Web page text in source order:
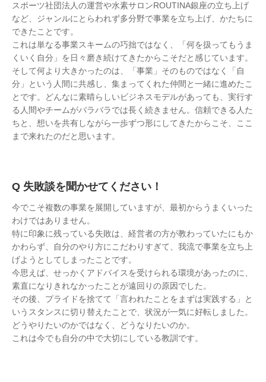
スポーツ社団法人の運営や水素サロンROUTINA銀座の立ち上げ
など、ジャンルにとらわれず多分野で事業を立ち上げ、かたちに
できたことです。
これは単なる事業スキームの巧拙ではなく、「何を扱ってもうま
くいく自分」を日々磨き続けてきたからこそだと感じています。
そして何より大きかったのは、「事業」そのものではなく「自
分」という人間に共感し、集まってくれた仲間と一緒に進めたこ
とです。どんなに素晴らしいビジネスモデルがあっても、実行す
る人間やチームがバラバラでは長く続きません。信頼できる人た
ちと、想いを共有しながら一歩ずつ形にしてきたからこそ、ここ
まで来れたのだと思います。
失敗談を聞かせてください！
今でこそ複数の事業を展開していますが、最初からうまくいった
わけではありません。
特に印象に残っている失敗は、経営者の方が教わっていたにもか
かわらず、自分のやり方にこだわりすぎて、我流で事業を立ち上
げようとしてしまったことです。
今思えば、せっかくアドバイスを受けられる環境があったのに、
素直になりきれなかったことが遠回りの原因でした。
その後、プライドを捨てて「言われたことをまずは実践する」と
いうスタンスに切り替えたことで、状況が一気に好転しました。
どうやりたいのかではなく、どうなりたいのか。
これは今でも自分の中で大切にしている教訓です。